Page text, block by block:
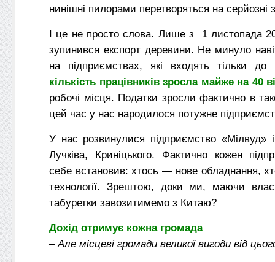
нинішні пилорами перетворяться на серйозні
І це не просто слова. Лише з 1 листопада
зупинився експорт деревини. Не минуло
на підприємствах, які входять тільки до
кількість працівників зросла майже на 40
робочі місця. Податки зросли фактично в
цей час у нас народилося потужне
У нас розвинулися підприємство «Мілвуд»
Лучківа, Криніцького. Фактично кожен
себе встановив: хтось — нове обладнання,
технології. Зрештою, доки ми, маючи
табуретки завозитимемо з Китаю?
Дохід отримує кожна громада
– Але місцеві громади великої вигоди від